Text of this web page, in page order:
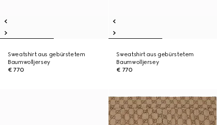
Sweatshirt aus gebürstetem
Baumwolljersey
€ 770
Sweatshirt aus gebürstetem
Baumwolljersey
€ 770